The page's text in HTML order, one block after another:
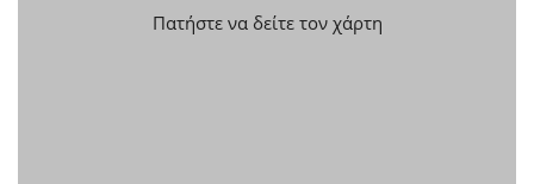
Πατήστε να δείτε τον χάρτη